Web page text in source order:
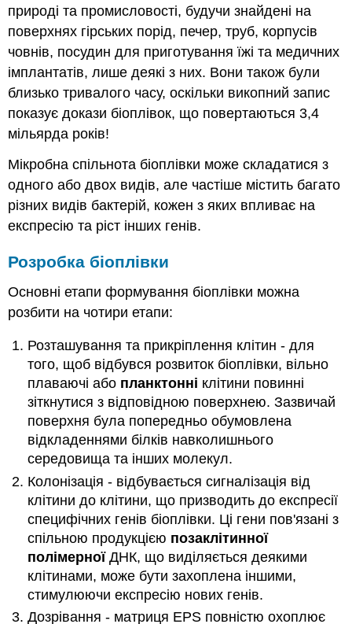
природі та промисловості, будучи знайдені на
поверхнях гірських порід, печер, труб, корпусів
човнів, посудин для приготування їжі та медичних
імплантатів, лише деякі з них. Вони також були
близько тривалого часу, оскільки викопний запис
показує докази біоплівок, що повертаються 3,4
мільярда років!
Мікробна спільнота біоплівки може складатися з
одного або двох видів, але частіше містить багато
різних видів бактерій, кожен з яких впливає на
експресію та ріст інших генів.
Розробка біоплівки
Основні етапи формування біоплівки можна
розбити на чотири етапи:
Розташування та прикріплення клітин - для
того, щоб відбувся розвиток біоплівки, вільно
плаваючі або планктонні клітини повинні
зіткнутися з відповідною поверхнею. Зазвичай
поверхня була попередньо обумовлена
відкладеннями білків навколишнього
середовища та інших молекул.
Колонізація - відбувається сигналізація від
клітини до клітини, що призводить до експресії
специфічних генів біоплівки. Ці гени пов'язані з
спільною продукцією позаклітинної
полімерноїДНК, що виділяється деякими
клітинами, може бути захоплена іншими,
стимулюючи експресію нових генів.
Дозрівання - матриця EPS повністю охоплює